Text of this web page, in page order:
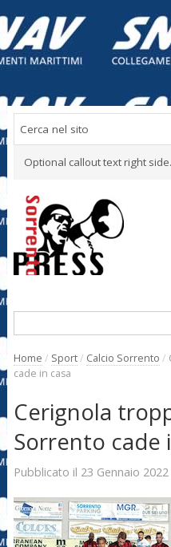
Optional callout text right side.
Home / Sport/ Calcio Sorrento /
cade in casa
Cerignola
Sorrento cade
Pubblicato il 23 Gennaio 2022